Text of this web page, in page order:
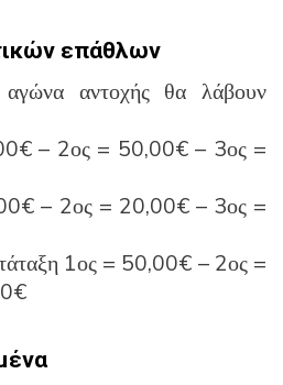
επάθλων
αντοχής θα λάβουν
– 2ος = 50,00€ – 3ος =
– 2ος = 20,00€ – 3ος =
1ος = 50,00€ – 2ος =